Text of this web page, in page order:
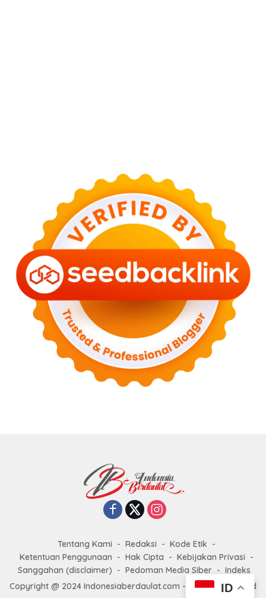
Tentang Kami Redaksi
Kode Etik
Ketentuan Penggunaan
Hak Cipta
Kebijakan Privasi
Sanggahan (disclaimer)
Pedoman Media Siber
Indeks
Copyright @ 2024 Indonesiaberdaulat.com - All right reserved
ID